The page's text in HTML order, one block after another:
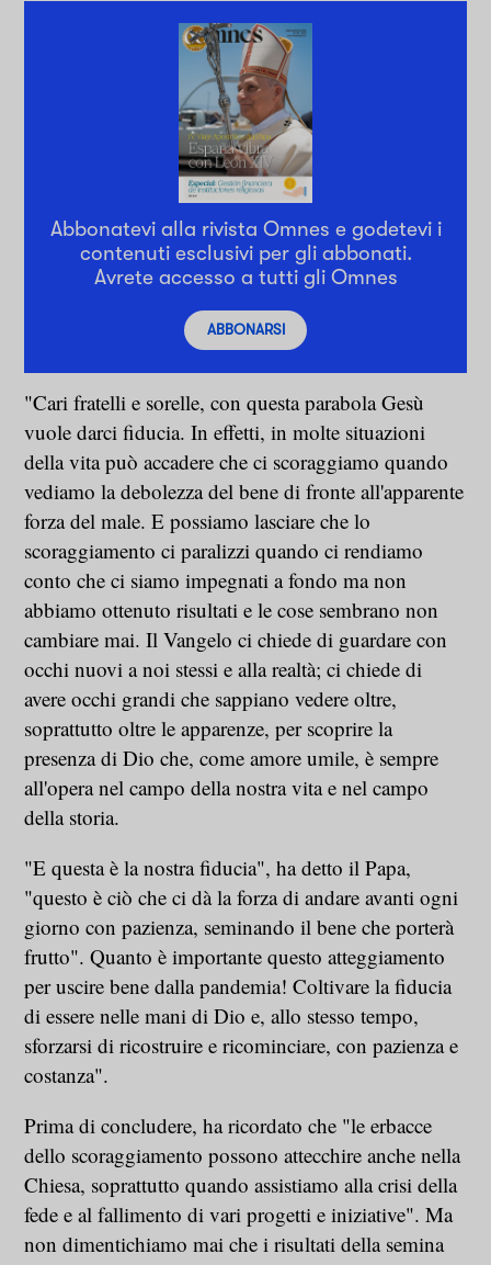
Abbonatevi alla rivista Omnes e godetevi i
contenuti esclusivi per gli abbonati.
Avrete accesso a tutti gli Omnes
ABBONARSI
"Cari fratelli e sorelle, con questa parabola Gesù
vuole darci fiducia. In effetti, in molte situazioni
della vita può accadere che ci scoraggiamo quando
vediamo la debolezza del bene di fronte all'apparente
forza del male. E possiamo lasciare che lo
scoraggiamento ci paralizzi quando ci rendiamo
conto che ci siamo impegnati a fondo ma non
abbiamo ottenuto risultati e le cose sembrano non
cambiare mai. Il Vangelo ci chiede di guardare con
occhi nuovi a noi stessi e alla realtà; ci chiede di
avere occhi grandi che sappiano vedere oltre,
soprattutto oltre le apparenze, per scoprire la
presenza di Dio che, come amore umile, è sempre
all'opera nel campo della nostra vita e nel campo
della storia.
"E questa è la nostra fiducia", ha detto il Papa,
"questo è ciò che ci dà la forza di andare avanti ogni
giorno con pazienza, seminando il bene che porterà
frutto". Quanto è importante questo atteggiamento
per uscire bene dalla pandemia! Coltivare la fiducia
di essere nelle mani di Dio e, allo stesso tempo,
sforzarsi di ricostruire e ricominciare, con pazienza e
costanza".
Prima di concludere, ha ricordato che "le erbacce
dello scoraggiamento possono attecchire anche nella
Chiesa, soprattutto quando assistiamo alla crisi della
fede e al fallimento di vari progetti e iniziative". Ma
non dimentichiamo mai che i risultati della semina